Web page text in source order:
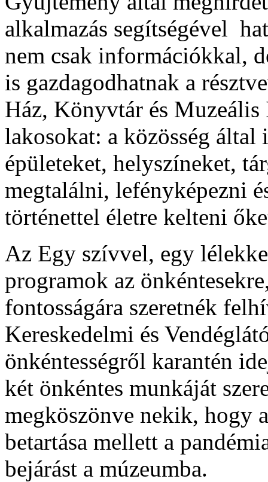
alkalmazás segítségével
nem csak információkkal,
is gazdagodhatnak a
Ház, Könyvtár és
lakosokat: a közösség által
épületeket, helyszíneket,
megtalálni, lefényképezni
történettel életre kelteni
Az Egy szívvel, egy
programok az
fontosságára szeretnék
Kereskedelmi és
önkéntességről karantén
két önkéntes munkáját
megköszönve nekik, hogy
betartása mellett a
bejárást a múzeumba.